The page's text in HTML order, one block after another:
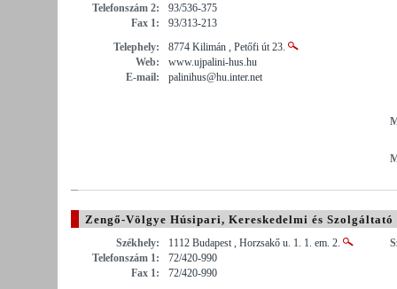
Telefonszám 2:
93/536-375
Fax 1:
93/313-213
Telephely:
8774 Kilimán , Petőfi út 23.
Web:
www.ujpalini-hus.hu
E-mail:
palinihus@hu.inter.net
Zengő-Völgye Húsipari, Kereskedelmi és Szolgáltató
Székhely:
1112 Budapest , Horzsakő u. 1. 1. em. 2.
Telefonszám 1:
72/420-990
Fax 1:
72/420-990